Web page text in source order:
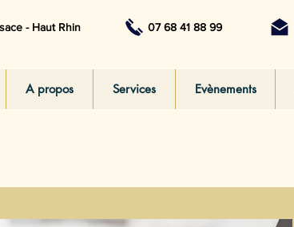
- Haut Rhin 07 68 41 88 99
A propos Services Evènements